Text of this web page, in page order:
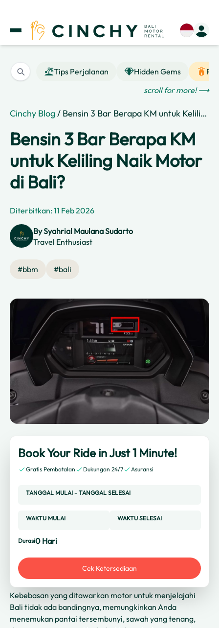
Tips Perjalanan Hidden Gems
scroll for more! ⟶
Cinchy Blog/ Bensin 3 Bar Berapa KM untuk Keliling Naik Motor di Bali?
Bensin 3 Bar Berapa KM
untuk Keliling Naik Motor
di Bali?
Diterbitkan: 11 Feb 2026
BySyahrial Maulana Sudarto
Travel Enthusiast
#bbm #bali
Book Your Ride in Just 1 Minute!
Gratis Pembatalan Dukungan 24/7 Asuransi
TANGGAL MULAI - TANGGAL SELESAI
WAKTU MULAI WAKTU SELESAI
Durasi0 Hari
Cek Ketersediaan
Kebebasan yang ditawarkan motor untuk menjelajahi
Bali tidak ada bandingnya, memungkinkan Anda
menemukan pantai tersembunyi, sawah yang tenang,